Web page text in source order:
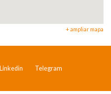
+ ampliar mapa
Linkedin
Telegram